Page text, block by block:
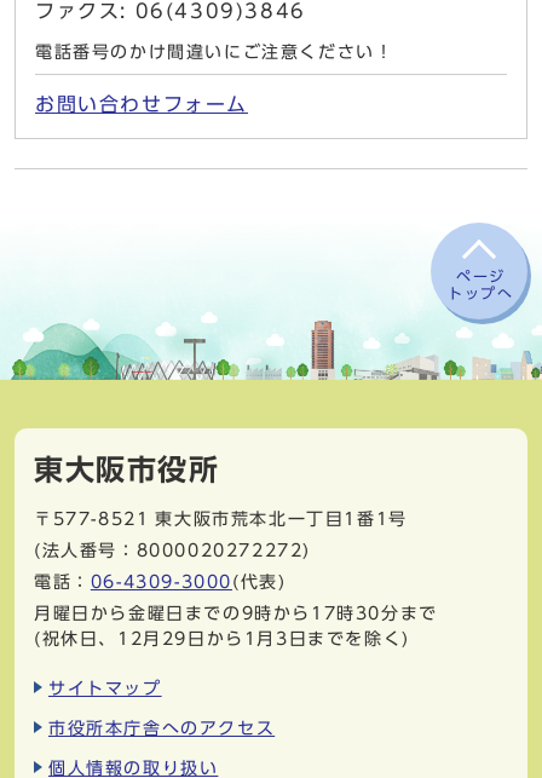
ファクス: 06(4309)3846
電話番号のかけ間違いにご注意ください！
お問い合わせフォーム
ページ
トップへ
東大阪市役所
〒577-8521
東大阪市荒本北一丁目1番1号
(法人番号：8000020272272)
電話： 06-4309-3000 (代表)
月曜日から金曜日までの9時から17時30分まで
(祝休日、12月29日から1月3日までを除く)
サイトマップ
市役所本庁舎へのアクセス
個人情報の取り扱い